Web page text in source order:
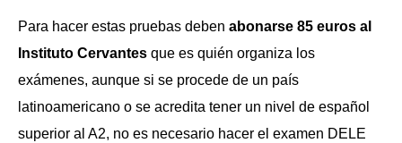
Para hacer estas pruebas deben abonarse 85 euros al
Instituto Cervantes que es quién organiza los
exámenes, aunque si se procede de un país
latinoamericano o se acredita tener un nivel de español
superior al A2, no es necesario hacer el examen DELE